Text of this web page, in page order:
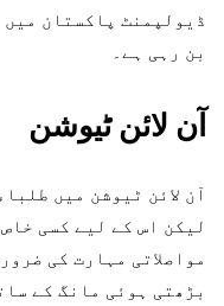
ڈیولپمنٹ پاکستان میں
بن رہی ہے۔
آن لائن ٹیوشن
آن لائن ٹیوشن میں
لیکن اس کے لیے کسی
مواصلاتی مہارت کی
بڑھتی ہوئی مانگ کے